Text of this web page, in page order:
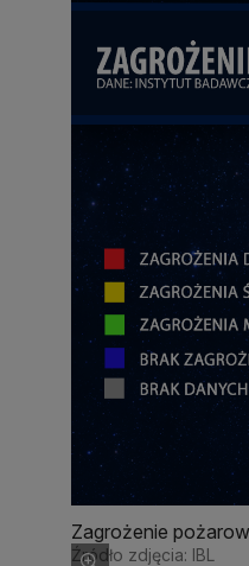
Zagrożenie
Źródło zdjęcia: IBL